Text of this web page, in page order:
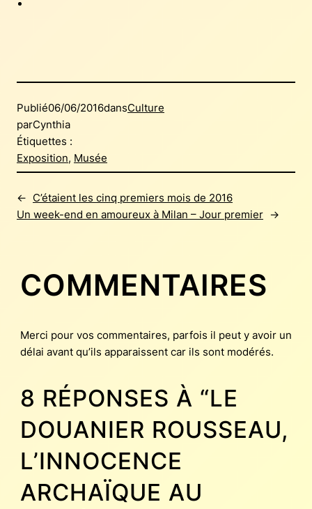
Publié06/06/2016dansCulture
parCynthia
Étiquettes :
Exposition, Musée
← C’étaient les cinq premiers mois de 2016
Un week-end en amoureux à Milan – Jour premier →
COMMENTAIRES
Merci pour vos commentaires, parfois il peut y avoir un
délai avant qu’ils apparaissent car ils sont modérés.
8 RÉPONSES À “LE
DOUANIER ROUSSEAU,
L’INNOCENCE
ARCHAÏQUE AU